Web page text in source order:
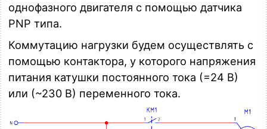
однофазного двигателя с помощью датчика
PNP типа.
Коммутацию нагрузки будем осуществлять с
помощью контактора, у которого напряжения
питания катушки постоянного тока (=24 В)
или (~230 В) переменного тока.